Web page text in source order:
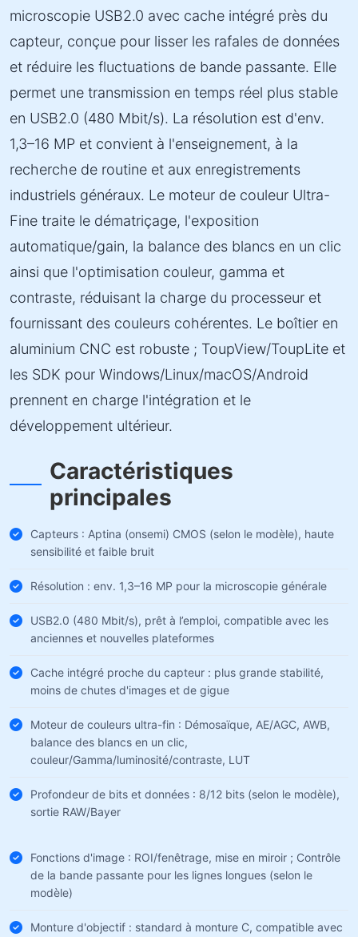
microscopie USB2.0 avec cache intégré près du
capteur, conçue pour lisser les rafales de données
et réduire les fluctuations de bande passante. Elle
permet une transmission en temps réel plus stable
en USB2.0 (480 Mbit/s). La résolution est d'env.
1,3–16 MP et convient à l'enseignement, à la
recherche de routine et aux enregistrements
industriels généraux. Le moteur de couleur Ultra-
Fine traite le dématriçage, l'exposition
automatique/gain, la balance des blancs en un clic
ainsi que l'optimisation couleur, gamma et
contraste, réduisant la charge du processeur et
fournissant des couleurs cohérentes. Le boîtier en
aluminium CNC est robuste ; ToupView/ToupLite et
les SDK pour Windows/Linux/macOS/Android
prennent en charge l'intégration et le
développement ultérieur.
Caractéristiques
principales
Capteurs : Aptina (onsemi) CMOS (selon le modèle), haute
sensibilité et faible bruit
Résolution : env. 1,3–16 MP pour la microscopie générale
USB2.0 (480 Mbit/s), prêt à l’emploi, compatible avec les
anciennes et nouvelles plateformes
Cache intégré proche du capteur : plus grande stabilité,
moins de chutes d'images et de gigue
Moteur de couleurs ultra-fin : Démosaïque, AE/AGC, AWB,
balance des blancs en un clic,
couleur/Gamma/luminosité/contraste, LUT
Profondeur de bits et données : 8/12 bits (selon le modèle),
sortie RAW/Bayer
Fonctions d'image : ROI/fenêtrage, mise en miroir ; Contrôle
de la bande passante pour les lignes longues (selon le
modèle)
Monture d'objectif : standard à monture C, compatible avec